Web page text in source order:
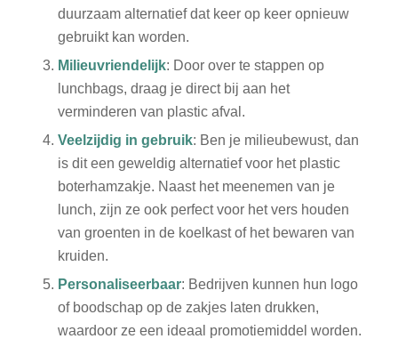
duurzaam alternatief dat keer op keer opnieuw
gebruikt kan worden.
Milieuvriendelijk: Door over te stappen op
lunchbags, draag je direct bij aan het
verminderen van plastic afval.
Veelzijdig in gebruik: Ben je milieubewust, dan
is dit een geweldig alternatief voor het plastic
boterhamzakje. Naast het meenemen van je
lunch, zijn ze ook perfect voor het vers houden
van groenten in de koelkast of het bewaren van
kruiden.
Personaliseerbaar: Bedrijven kunnen hun logo
of boodschap op de zakjes laten drukken,
waardoor ze een ideaal promotiemiddel worden.